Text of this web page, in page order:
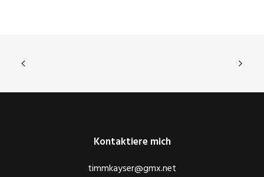
Kontaktiere mich
timmkayser@gmx.net